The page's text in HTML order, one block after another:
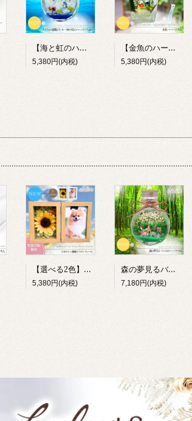
【海と虹のハーバリウム】イルカの楽園ボトル プリザーブドフラワー ドルフィン 海 マリン 癒し 貝殻 インテリア 雑貨 水族館 夏 ギフト プレゼント ルルズ Lulu＊s 0791
5,380円(内税)
【金魚のハーバリウム】小さな水族館 プリザーブドフラワー アクアリウム 夏 和風 涼しい インテリア 雑貨 ギフト 贈り物 ルルズ Lulu＊s 0803
5,380円(内税)
【選べる2色】ひまわり フォトフレーム 写真立て メモリアル 退職祝い Lulu＊s 0857 0856
5,380円(内税)
森の夢見るバンビ ハーバリウム 完成品 ギフト ジオラマ テラリウム 小鹿 動物 プリザーブドフラワー 誕生日 母の日 敬老の日 退職祝い 女性 Lulu＊s 2904
7,180円(内税)